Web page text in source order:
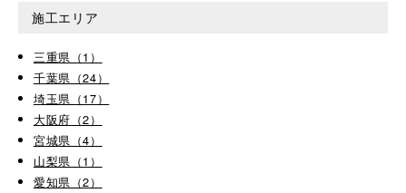
施工エリア
三重県（1）
千葉県（24）
埼玉県（17）
大阪府（2）
宮城県（4）
山梨県（1）
愛知県（2）